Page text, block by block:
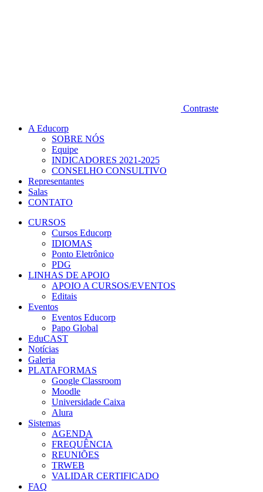
Contraste
A Educorp
SOBRE NÓS
Equipe
INDICADORES 2021-2025
CONSELHO CONSULTIVO
Representantes
Salas
CONTATO
CURSOS
Cursos Educorp
IDIOMAS
Ponto Eletrônico
PDG
LINHAS DE APOIO
APOIO A CURSOS/EVENTOS
Editais
Eventos
Eventos Educorp
Papo Global
EduCAST
Notícias
Galeria
PLATAFORMAS
Google Classroom
Moodle
Universidade Caixa
Alura
Sistemas
AGENDA
FREQUÊNCIA
REUNIÕES
TRWEB
VALIDAR CERTIFICADO
FAQ